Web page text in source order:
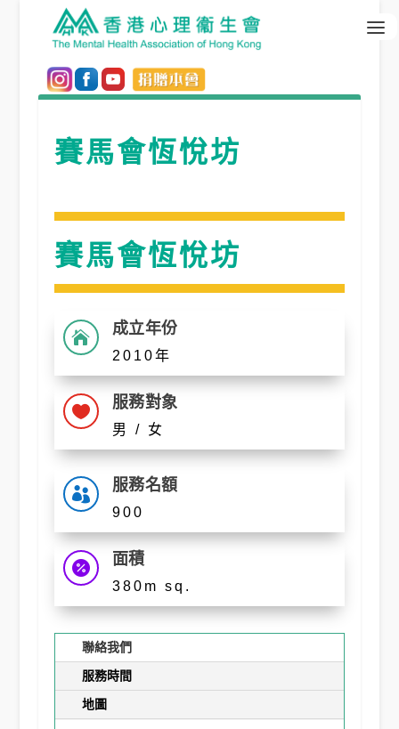
賽馬會恆悅坊
賽馬會恆悅坊
 成立年份
2010年
 服務對象
男 / 女
 服務名額
900
 面積
380m sq.
聯絡我們
服務時間
地圖